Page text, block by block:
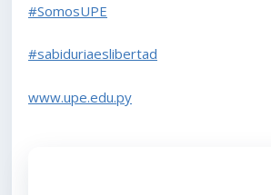
#SomosUPE
#sabiduriaeslibertad
www.upe.edu.py